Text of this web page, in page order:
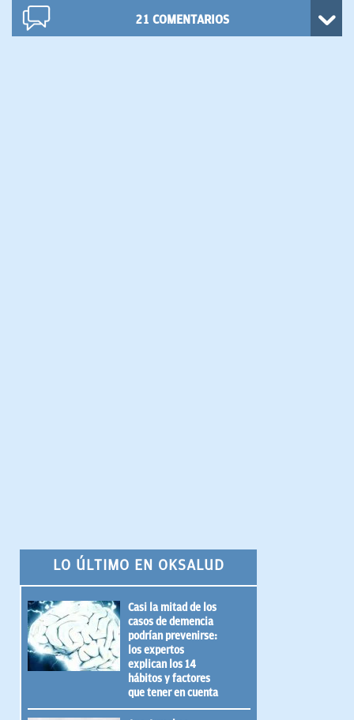
21 COMENTARIOS
LO ÚLTIMO EN OKSALUD
Casi la mitad de los
casos de demencia
podrían prevenirse:
los expertos
explican los 14
hábitos y factores
que tener en cuenta